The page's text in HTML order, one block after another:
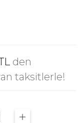
den
taksitlerle!